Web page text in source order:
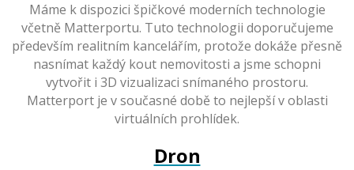
Máme k dispozici špičkové moderních technologie
včetně Matterportu. Tuto technologii doporučujeme
především realitním kancelářím, protože dokáže přesně
nasnímat každý kout nemovitosti a jsme schopni
vytvořit i 3D vizualizaci snímaného prostoru.
Matterport je v současné době to nejlepší v oblasti
virtuálních prohlídek.
Dron